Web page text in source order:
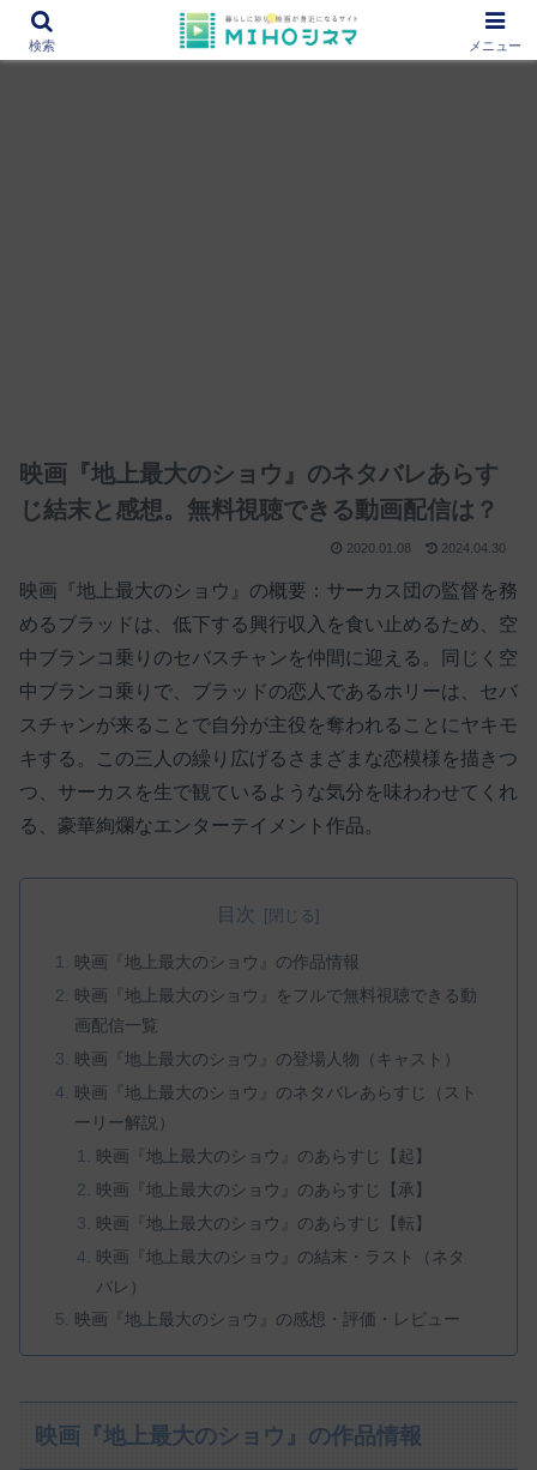
12000作品を紹介！あなたの映画図書館『MIHOシネマ』
映画『地上最大のショウ』のネタバレあらす
じ結末と感想。無料視聴できる動画配信は？
2020.01.08 2024.04.30
映画『地上最大のショウ』の概要：サーカス団の監督を務
めるブラッドは、低下する興行収入を食い止めるため、空
中ブランコ乗りのセバスチャンを仲間に迎える。同じく空
中ブランコ乗りで、ブラッドの恋人であるホリーは、セバ
スチャンが来ることで自分が主役を奪われることにヤキモ
キする。この三人の繰り広げるさまざまな恋模様を描きつ
つ、サーカスを生で観ているような気分を味わわせてくれ
る、豪華絢爛なエンターテイメント作品。
目次
映画『地上最大のショウ』の作品情報
映画『地上最大のショウ』をフルで無料視聴できる動
画配信一覧
映画『地上最大のショウ』の登場人物（キャスト）
映画『地上最大のショウ』のネタバレあらすじ（スト
ーリー解説）
映画『地上最大のショウ』のあらすじ【起】
映画『地上最大のショウ』のあらすじ【承】
映画『地上最大のショウ』のあらすじ【転】
映画『地上最大のショウ』の結末・ラスト（ネタ
バレ）
映画『地上最大のショウ』の感想・評価・レビュー
映画『地上最大のショウ』の作品情報
検索 メニュー